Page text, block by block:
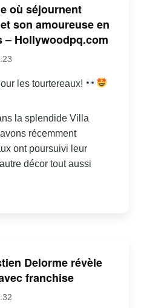
où séjournent
son amoureuse en
– Hollywoodpq.com
les tourtereaux!
la splendide Villa
récemment
ont poursuivi leur
décor tout aussi
Delorme révèle
franchise